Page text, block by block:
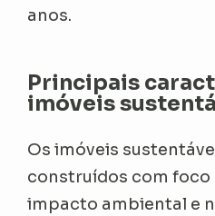
anos.
Principais
imóveis
Os imóveis
construídos com foco
impacto ambiental e